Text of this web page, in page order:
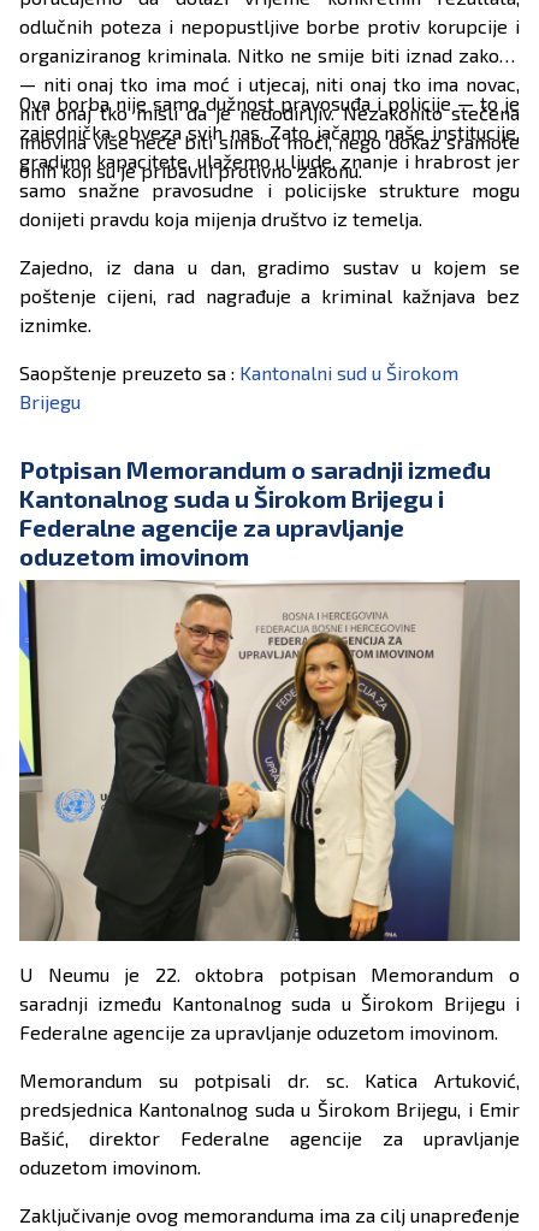
odlučnih poteza i nepopustljive borbe protiv korupcije i
organiziranog kriminala. Nitko ne smije biti iznad zakona
— niti onaj tko ima moć i utjecaj, niti onaj tko ima novac,
niti onaj tko misli da je nedodirljiv. Nezakonito stečena
imovina više neće biti simbol moći, nego dokaz sramote
onih koji su je pribavili protivno zakonu.
Ova borba nije samo dužnost pravosuđa i policije — to je
zajednička obveza svih nas. Zato jačamo naše institucije,
gradimo kapacitete, ulažemo u ljude, znanje i hrabrost jer
samo snažne pravosudne i policijske strukture mogu
donijeti pravdu koja mijenja društvo iz temelja.
Zajedno, iz dana u dan, gradimo sustav u kojem se
poštenje cijeni, rad nagrađuje a kriminal kažnjava bez
iznimke.
Saopštenje preuzeto sa : Kantonalni sud u Širokom
Brijegu
Potpisan Memorandum o saradnji između
Kantonalnog suda u Širokom Brijegu i
Federalne agencije za upravljanje
oduzetom imovinom
U Neumu je 22. oktobra potpisan Memorandum o
saradnji između Kantonalnog suda u Širokom Brijegu i
Federalne agencije za upravljanje oduzetom imovinom.
Memorandum su potpisali dr. sc. Katica Artuković,
predsjednica Kantonalnog suda u Širokom Brijegu, i Emir
Bašić, direktor Federalne agencije za upravljanje
oduzetom imovinom.
Zaključivanje ovog memoranduma ima za cilj unapređenje